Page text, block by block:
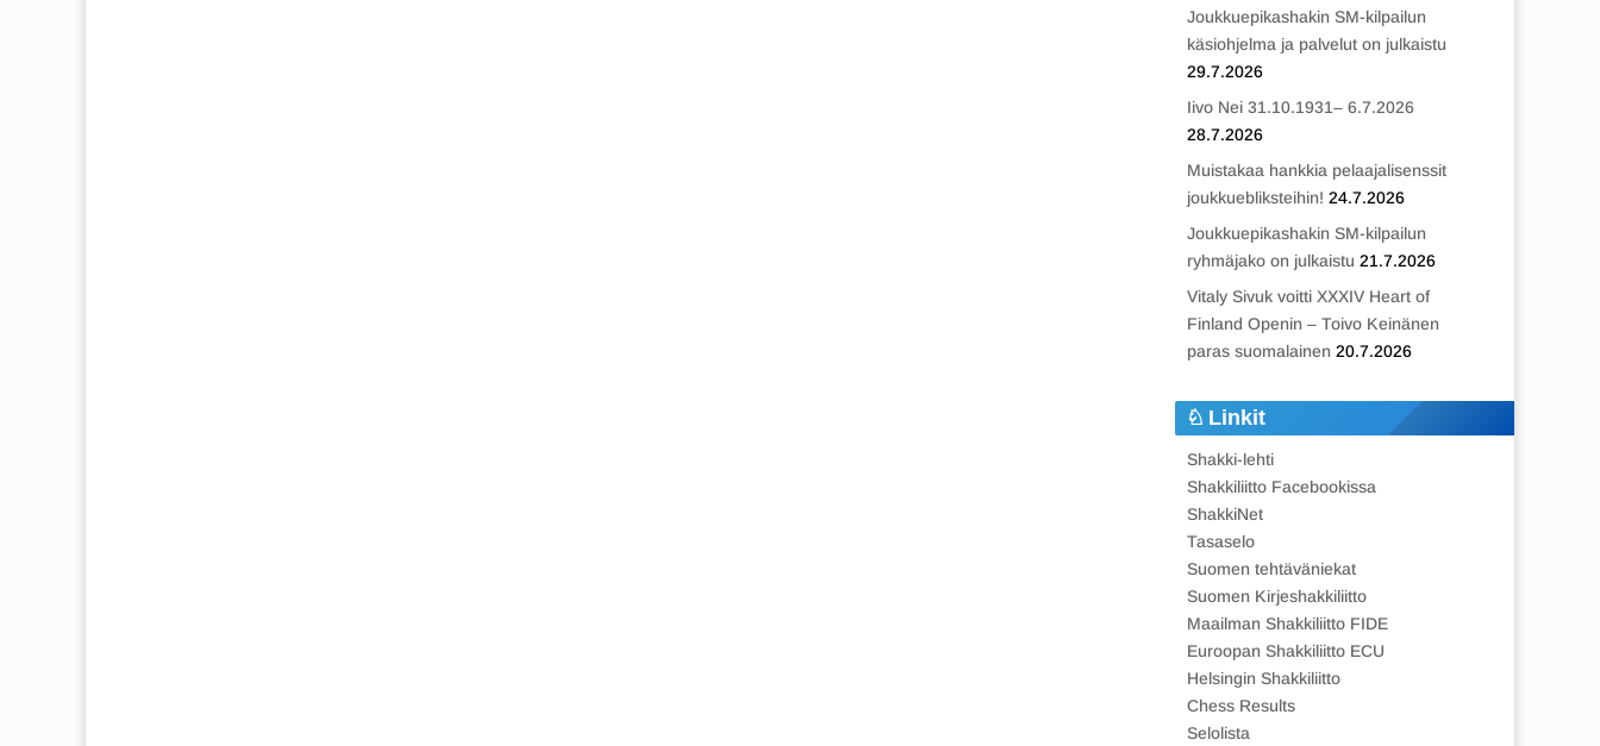
Joukkuepikashakin SM-kilpailun
käsiohjelma ja palvelut on julkaistu
29.7.2026
Iivo Nei 31.10.1931– 6.7.2026
28.7.2026
Muistakaa hankkia pelaajalisenssit
joukkuebliksteihin! 24.7.2026
Joukkuepikashakin SM-kilpailun
ryhmäjako on julkaistu 21.7.2026
Vitaly Sivuk voitti XXXIV Heart of
Finland Openin – Toivo Keinänen
paras suomalainen 20.7.2026
Linkit
Shakki-lehti
Shakkiliitto Facebookissa
ShakkiNet
Tasaselo
Suomen tehtäväniekat
Suomen Kirjeshakkiliitto
Maailman Shakkiliitto FIDE
Euroopan Shakkiliitto ECU
Helsingin Shakkiliitto
Chess Results
Selolista